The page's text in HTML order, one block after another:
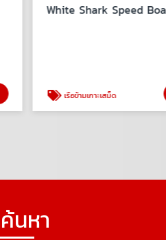
White Shark Speed Boat
เรือข้ามเกาะเสม็ด
นหา